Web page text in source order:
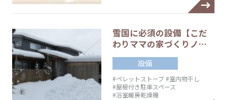
雪国に必須の設備【こだ
わりママの家づくりノ…
設備
#ペレットストーブ#室内物干し
#屋根付き駐車スペース
#浴室暖房乾燥機